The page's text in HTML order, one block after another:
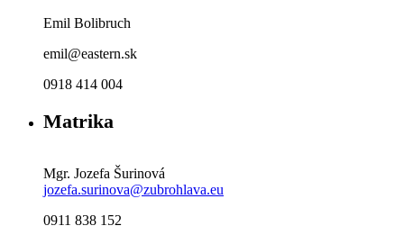
Emil Bolibruch
emil@eastern.sk
0918 414 004
Matrika
Mgr. Jozefa Šurinová
jozefa.surinova@zubrohlava.eu
0911 838 152